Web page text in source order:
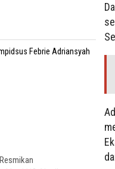
Febrie Adriansyah